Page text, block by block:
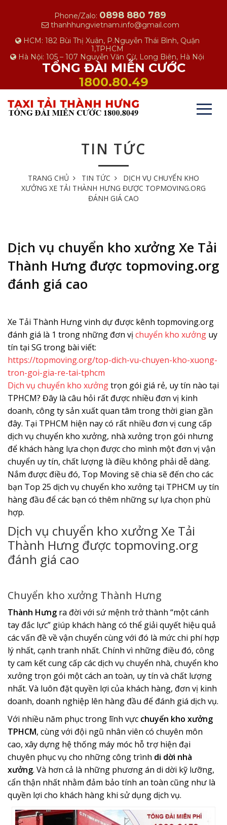
Phone/Zalo: 0898 880 789
thanhhungvietnam.info@gmail.com
HCM: 182 Bùi Thị Xuân, P.Nguyễn Thái Bình, Quận
1,TPHCM
Hà Nội: 105 – 107 Nguyễn Văn Cừ, Long Biên, Hà Nội
TỔNG ĐÀI MIỄN CƯỚC
1800.80.49
TIN TỨC
TRANG CHỦ TIN TỨC
DỊCH VỤ CHUYỂN KHO
XƯỞNG XE TẢI THÀNH HƯNG ĐƯỢC TOPMOVING.ORG
ĐÁNH GIÁ CAO
Dịch vụ chuyển kho xưởng Xe Tải
Thành Hưng được topmoving.org
đánh giá cao
Xe Tải Thành Hưng vinh dự được kênh topmoving.org
đánh giá là 1 trong những đơn vị chuyển kho xưởng uy
tín tại SG trong bài viết:
https://topmoving.org/top-dich-vu-chuyen-kho-xuong-
tron-goi-gia-re-tai-tphcm
Dịch vụ chuyển kho xưởngtrọn gói giá rẻ, uy tín nào tại
TPHCM? Đây là câu hỏi rất được nhiều đơn vị kinh
doanh, công ty sản xuất quan tâm trong thời gian gần
đây. Tại TPHCM hiện nay có rất nhiều đơn vị cung cấp
dịch vụ chuyển kho xưởng, nhà xưởng trọn gói nhưng
để khách hàng lựa chọn được cho mình một đơn vị vận
chuyển uy tín, chất lượng là điều không phải dễ dàng.
Nắm được điều đó, Top Moving sẽ chia sẽ đến cho các
bạn Top 25 dịch vụ chuyển kho xưởng tại TPHCM uy tín
hàng đầu để các bạn có thêm những sự lựa chọn phù
hợp.
Dịch vụ chuyển kho xưởng Xe Tải
Thành Hưng được topmoving.org
đánh giá cao
Chuyển kho xưởng Thành Hưng
Thành Hưng ra đời với sứ mệnh trở thành “một cánh
tay đắc lực” giúp khách hàng có thể giải quyết hiệu quả
các vấn đề về vận chuyển cùng với đó là mức chi phí hợp
lý nhất, cạnh tranh nhất. Chính vì những điều đó, công
ty cam kết cung cấp các dịch vụ chuyển nhà, chuyển kho
xưởng trọn gói một cách an toàn, uy tín và chất lượng
nhất. Và luôn đặt quyền lợi của khách hàng, đơn vị kinh
doanh, doanh nghiệp lên hàng đầu để đánh giá dịch vụ.
Với nhiều năm phục trong lĩnh vực chuyển kho xưởng
TPHCM, cùng với đội ngũ nhân viên có chuyên môn
cao, xây dựng hệ thống máy móc hỗ trợ hiện đại
chuyên phục vụ cho những công trình di dời nhà
xưởng. Và hơn cả là những phương án di dời kỹ lưỡng,
cẩn thận nhất nhằm đảm bảo tính an toàn cũng như là
quyền lợi cho khách hàng khi sử dụng dịch vụ.